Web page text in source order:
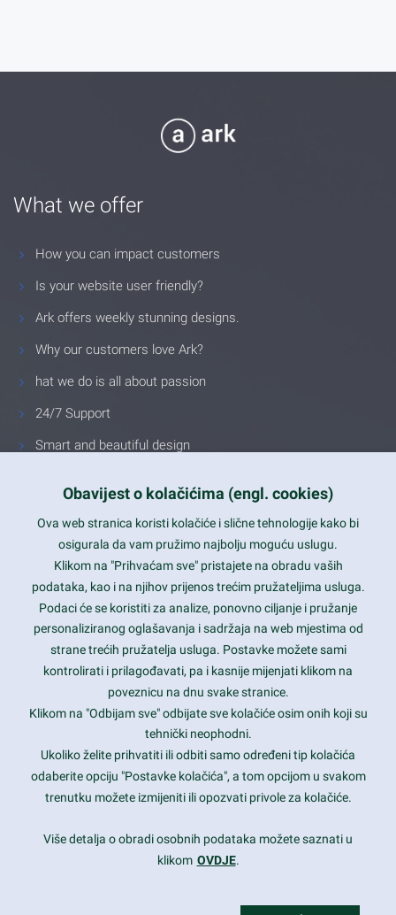
What we offer
How you can impact customers
Is your website user friendly?
Ark offers weekly stunning designs.
Why our customers love Ark?
hat we do is all about passion
24/7 Support
Smart and beautiful design
Latest trends and much more...
Contact Info
1600 Amphitheatre Parkway, Mountain View, CA 94043
prothemes.net@gmail.com
Daily: 9:00 am - 6:00 pm
Sunday: Closed
Copyright 2017FRESHFACE© All Rights Reserved
Obavijest o kolačićima (engl. cookies)
Ova web stranica koristi kolačiće i slične tehnologije kako bi
osigurala da vam pružimo najbolju moguću uslugu.
Klikom na "Prihvaćam sve" pristajete na obradu vaših
podataka, kao i na njihov prijenos trećim pružateljima usluga.
Podaci će se koristiti za analize, ponovno ciljanje i pružanje
personaliziranog oglašavanja i sadržaja na web mjestima od
strane trećih pružatelja usluga. Postavke možete sami
kontrolirati i prilagođavati, pa i kasnije mijenjati klikom na
poveznicu na dnu svake stranice.
Klikom na "Odbijam sve" odbijate sve kolačiće osim onih koji su
tehnički neophodni.
Ukoliko želite prihvatiti ili odbiti samo određeni tip kolačića
odaberite opciju "Postavke kolačića", a tom opcijom u svakom
trenutku možete izmijeniti ili opozvati privole za kolačiće.
Više detalja o obradi osobnih podataka možete saznati u
klikom OVDJE.